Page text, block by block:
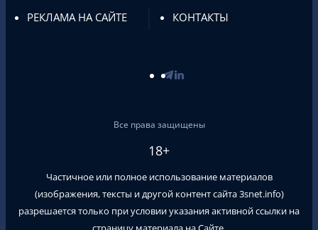
РЕКЛАМА НА САЙТЕ КОНТАКТЫ
Все права защищены
18+
Частичное или полное использование материалов
(изображения, тексты и другой контент сайта3snet.info)
разрешается только при условии указания активной ссылки на